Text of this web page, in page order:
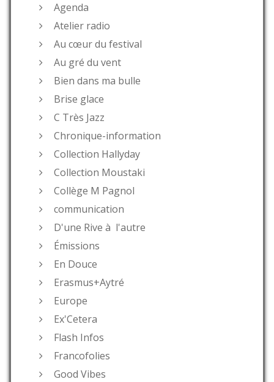
Agenda
Atelier radio
Au cœur du festival
Au gré du vent
Bien dans ma bulle
Brise glace
C Très Jazz
Chronique-information
Collection Hallyday
Collection Moustaki
Collège M Pagnol
communication
D'une Rive à l'autre
Émissions
En Douce
Erasmus+Aytré
Europe
Ex'Cetera
Flash Infos
Francofolies
Good Vibes